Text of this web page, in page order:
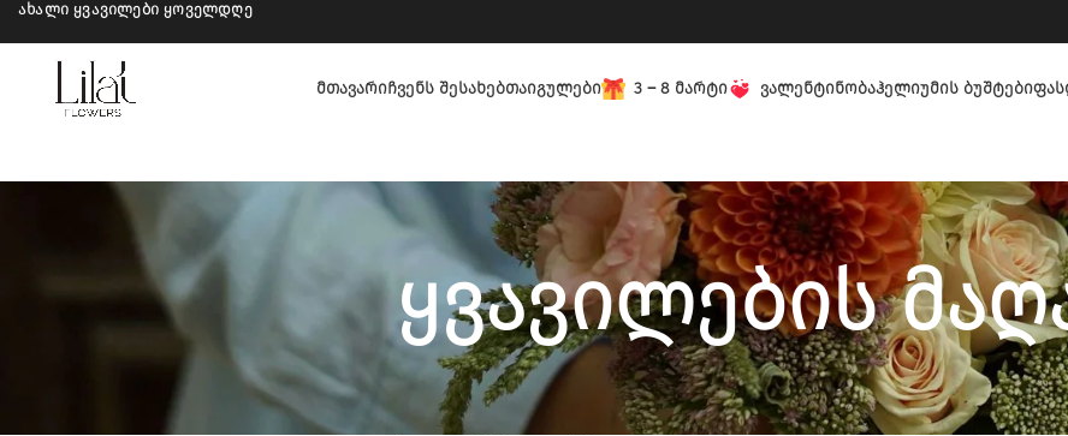
ახალი ყვავილები ყოველდღე
ᲛᲗᲐᲕᲐᲠᲘᲩᲕᲔᲜᲡ ᲨᲔᲡᲐᲮᲔᲑᲗᲐᲘᲒᲣᲚᲔᲑᲘ 3 – 8 ᲛᲐᲠᲢᲘ ᲕᲐᲚᲔᲜᲢᲘᲜᲝᲑᲐᲰᲔᲚᲘᲣᲛᲘᲡ ᲑᲣᲨᲢᲔᲑᲘ
ყვავილების